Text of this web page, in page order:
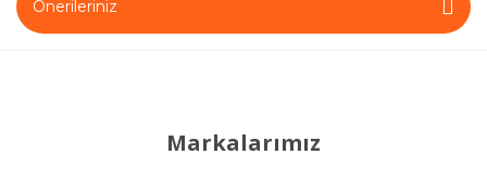
Önerileriniz
Markalarımız